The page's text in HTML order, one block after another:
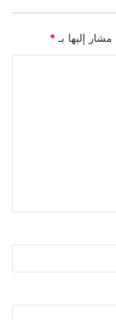
مشار إليها بـ *